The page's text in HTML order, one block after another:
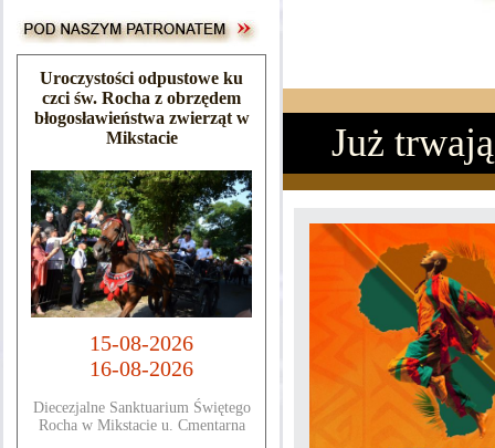
Uroczystości odpustowe ku
czci św. Rocha z obrzędem
błogosławieństwa zwierząt w
Mikstacie
15-08-2026
16-08-2026
Diecezjalne Sanktuarium Świętego
Rocha w Mikstacie u. Cmentarna
Już